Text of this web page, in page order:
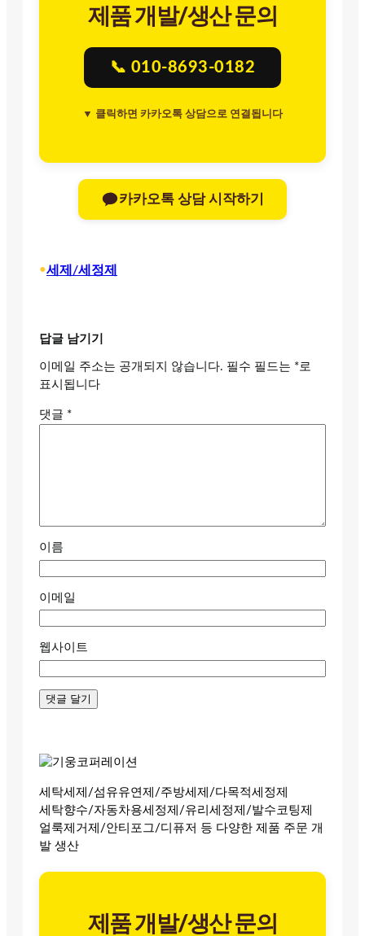
제품 개발/생산 문의
📞 010-8693-0182
▼ 클릭하면 카카오톡 상담으로 연결됩니다
카카오톡 상담 시작하기
•세제/세정제
답글 남기기
이메일 주소는 공개되지 않습니다. 필수 필드는 *로
표시됩니다
댓글 *
이름
이메일
웹사이트
세탁세제/섬유유연제/주방세제/다목적세정제
세탁향수/자동차용세정제/유리세정제/발수코팅제
얼룩제거제/안티포그/디퓨저 등 다양한 제품 주문 개
발 생산
제품 개발/생산 문의